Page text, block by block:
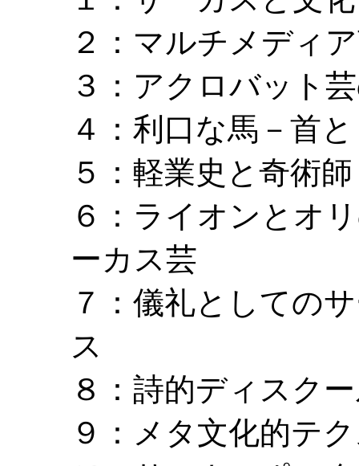
２：マルチメディ
３：アクロバット
４：利口な馬－首
５：軽業史と奇術
６：ライオンとオ
ーカス芸
７：儀礼としての
ス
８：詩的ディスク
９：メタ文化的テ